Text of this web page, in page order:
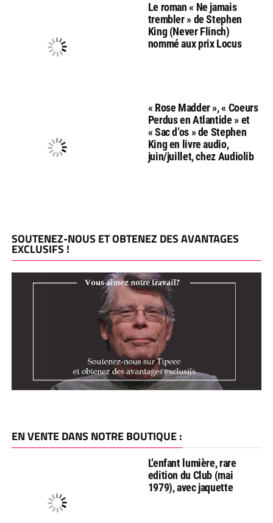
Le roman « Ne jamais
trembler » de Stephen
King (Never Flinch)
nommé aux prix Locus
« Rose Madder », « Coeurs
Perdus en Atlantide » et
« Sac d’os » de Stephen
King en livre audio,
juin/juillet, chez Audiolib
SOUTENEZ-NOUS ET OBTENEZ DES AVANTAGES
EXCLUSIFS !
EN VENTE DANS NOTRE BOUTIQUE :
L’enfant lumière, rare
edition du Club (mai
1979), avec jaquette